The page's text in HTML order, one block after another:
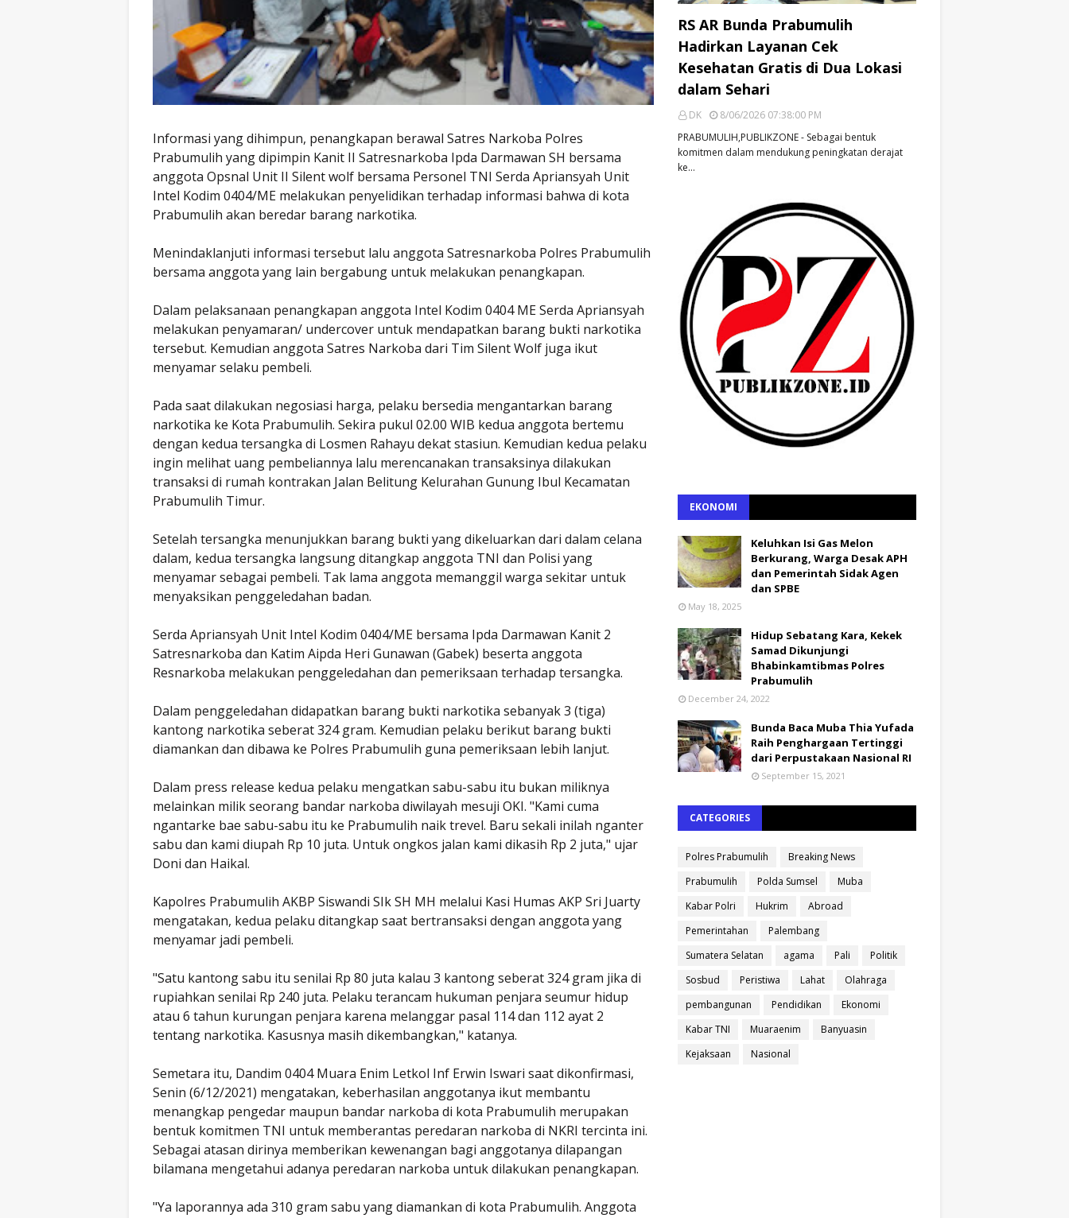
Informasi yang dihimpun, penangkapan berawal Satres Narkoba Polres
Prabumulih yang dipimpin Kanit II Satresnarkoba Ipda Darmawan SH bersama
anggota Opsnal Unit II Silent wolf bersama Personel TNI Serda Apriansyah Unit
Intel Kodim 0404/ME melakukan penyelidikan terhadap informasi bahwa di kota
Prabumulih akan beredar barang narkotika.
Menindaklanjuti informasi tersebut lalu anggota Satresnarkoba Polres Prabumulih
bersama anggota yang lain bergabung untuk melakukan penangkapan.
Dalam pelaksanaan penangkapan anggota Intel Kodim 0404 ME Serda Apriansyah
melakukan penyamaran/ undercover untuk mendapatkan barang bukti narkotika
tersebut. Kemudian anggota Satres Narkoba dari Tim Silent Wolf juga ikut
menyamar selaku pembeli.
Pada saat dilakukan negosiasi harga, pelaku bersedia mengantarkan barang
narkotika ke Kota Prabumulih. Sekira pukul 02.00 WIB kedua anggota bertemu
dengan kedua tersangka di Losmen Rahayu dekat stasiun. Kemudian kedua pelaku
ingin melihat uang pembeliannya lalu merencanakan transaksinya dilakukan
transaksi di rumah kontrakan Jalan Belitung Kelurahan Gunung Ibul Kecamatan
Prabumulih Timur.
Setelah tersangka menunjukkan barang bukti yang dikeluarkan dari dalam celana
dalam, kedua tersangka langsung ditangkap anggota TNI dan Polisi yang
menyamar sebagai pembeli. Tak lama anggota memanggil warga sekitar untuk
menyaksikan penggeledahan badan.
Serda Apriansyah Unit Intel Kodim 0404/ME bersama Ipda Darmawan Kanit 2
Satresnarkoba dan Katim Aipda Heri Gunawan (Gabek) beserta anggota
Resnarkoba melakukan penggeledahan dan pemeriksaan terhadap tersangka.
Dalam penggeledahan didapatkan barang bukti narkotika sebanyak 3 (tiga)
kantong narkotika seberat 324 gram. Kemudian pelaku berikut barang bukti
diamankan dan dibawa ke Polres Prabumulih guna pemeriksaan lebih lanjut.
Dalam press release kedua pelaku mengatkan sabu-sabu itu bukan miliknya
melainkan milik seorang bandar narkoba diwilayah mesuji OKI. "Kami cuma
ngantarke bae sabu-sabu itu ke Prabumulih naik trevel. Baru sekali inilah nganter
sabu dan kami diupah Rp 10 juta. Untuk ongkos jalan kami dikasih Rp 2 juta," ujar
Doni dan Haikal.
Kapolres Prabumulih AKBP Siswandi SIk SH MH melalui Kasi Humas AKP Sri Juarty
mengatakan, kedua pelaku ditangkap saat bertransaksi dengan anggota yang
menyamar jadi pembeli.
"Satu kantong sabu itu senilai Rp 80 juta kalau 3 kantong seberat 324 gram jika di
rupiahkan senilai Rp 240 juta. Pelaku terancam hukuman penjara seumur hidup
atau 6 tahun kurungan penjara karena melanggar pasal 114 dan 112 ayat 2
tentang narkotika. Kasusnya masih dikembangkan," katanya.
Semetara itu, Dandim 0404 Muara Enim Letkol Inf Erwin Iswari saat dikonfirmasi,
Senin (6/12/2021) mengatakan, keberhasilan anggotanya ikut membantu
menangkap pengedar maupun bandar narkoba di kota Prabumulih merupakan
bentuk komitmen TNI untuk memberantas peredaran narkoba di NKRI tercinta ini.
Sebagai atasan dirinya memberikan kewenangan bagi anggotanya dilapangan
bilamana mengetahui adanya peredaran narkoba untuk dilakukan penangkapan.
"Ya laporannya ada 310 gram sabu yang diamankan di kota Prabumulih. Anggota
RS AR Bunda Prabumulih
Hadirkan Layanan Cek
Kesehatan Gratis di Dua Lokasi
dalam Sehari
DK
8/06/2026 07:38:00 PM
PRABUMULIH,PUBLIKZONE - Sebagai bentuk
komitmen dalam mendukung peningkatan derajat
ke…
EKONOMI
Keluhkan Isi Gas Melon
Berkurang, Warga Desak APH
dan Pemerintah Sidak Agen
dan SPBE
May 18, 2025
Hidup Sebatang Kara, Kekek
Samad Dikunjungi
Bhabinkamtibmas Polres
Prabumulih
December 24, 2022
Bunda Baca Muba Thia Yufada
Raih Penghargaan Tertinggi
dari Perpustakaan Nasional RI
September 15, 2021
CATEGORIES
Polres Prabumulih
Breaking News
Prabumulih
Polda Sumsel
Muba
Kabar Polri
Hukrim
Abroad
Pemerintahan
Palembang
Sumatera Selatan
agama Pali
Politik
Sosbud
Peristiwa Lahat
Olahraga
pembangunan
Pendidikan
Ekonomi
Kabar TNI
Muaraenim
Banyuasin
Kejaksaan
Nasional